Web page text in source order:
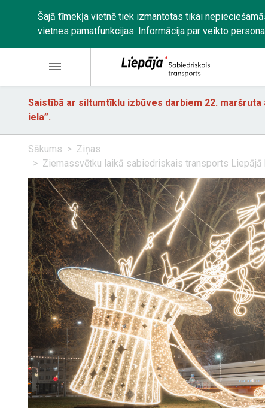
Šajā tīmekļa vietnē tiek izmantotas tikai
vietnes pamatfunkcijas. Informācija par veikto
Saistībā ar siltumtīklu izbūves darbiem 22. maršruta
iela”.
Sākums
Ziņas
Ziemassvētku laikā sabiedriskais transports Liepājā